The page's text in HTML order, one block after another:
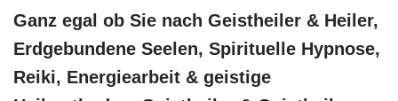
Ganz egal ob Sie nach Geistheiler & Heiler,
Erdgebundene Seelen, Spirituelle Hypnose,
Reiki, Energiearbeit & geistige